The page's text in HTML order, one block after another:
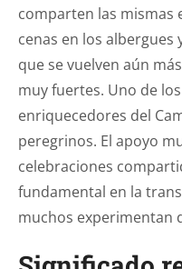
comparten las mismas
cenas en los albergues
que se vuelven aún
muy fuertes. Uno de
enriquecedores del
peregrinos. El apoyo
celebraciones
fundamental en la
muchos experimentan